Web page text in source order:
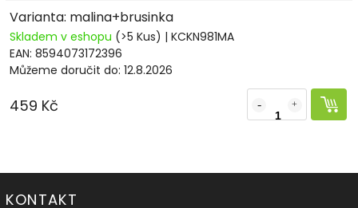
Varianta: malina+brusinka
Skladem v eshopu (>5 Kus) | KCKN981MA
EAN: 8594073172396
Můžeme doručit do: 12.8.2026
459 Kč
KONTAKT